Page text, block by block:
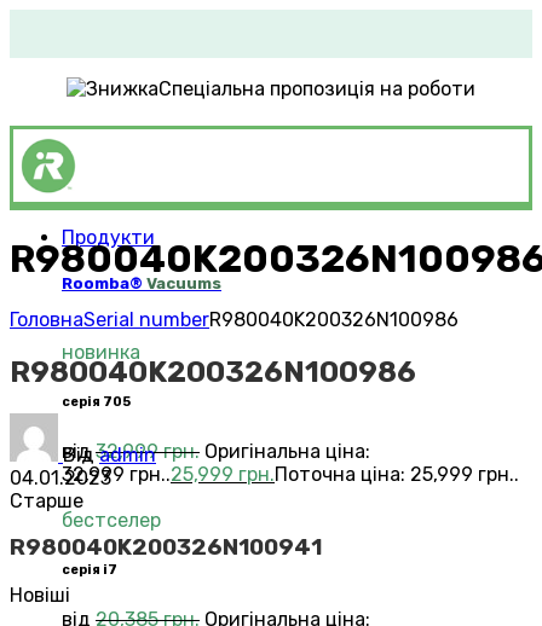
Спеціальна пропозиція на роботи
Продукти
Roomba® Vacuums
новинка
серія 705
від32,999грн. Оригінальна ціна:
32,999 грн..25,999 грн.Поточна ціна: 25,999 грн..
бестселер
серія i7
від 20,385грн. Оригінальна ціна:
ГоловнаSerial numberR980040K200326N100986
R980040K200326N100986
Відadmin
04.01.2023
Старше
R980040K200326N100941
Новіші